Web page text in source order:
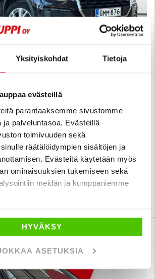
Yksityiskohdat Tietoja
evästeillä
parantaaksemme sivustomme
ja palveluntasoa. Evästeillä
toimivuuden sekä
räätälöidympien sisältöjen ja
Evästeitä käytetään myös
ominaisuuksien tukemiseen sekä
meidän ja kumppaniemme
HYVÄKSY
ASETUKSIA
kW S tronic ultra - 6 kk korotonta ja kulutonta
LOHKO, VAKKARI, KAMERA, TUTKAT,
163 000 km
seinäjoki
ja kulutonta